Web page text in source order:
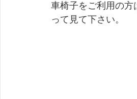
車椅子をご利用の方
って見て下さい。